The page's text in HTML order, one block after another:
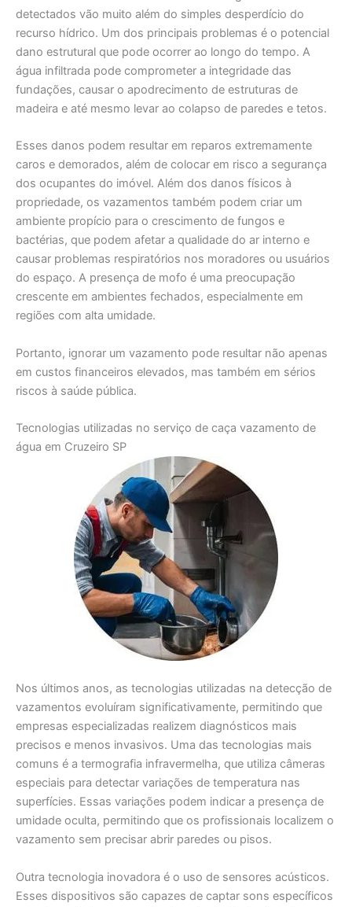
detectados vão muito além do simples desperdício do
recurso hídrico. Um dos principais problemas é o potencial
dano estrutural que pode ocorrer ao longo do tempo. A
água infiltrada pode comprometer a integridade das
fundações, causar o apodrecimento de estruturas de
madeira e até mesmo levar ao colapso de paredes e tetos.
Esses danos podem resultar em reparos extremamente
caros e demorados, além de colocar em risco a segurança
dos ocupantes do imóvel. Além dos danos físicos à
propriedade, os vazamentos também podem criar um
ambiente propício para o crescimento de fungos e
bactérias, que podem afetar a qualidade do ar interno e
causar problemas respiratórios nos moradores ou usuários
do espaço. A presença de mofo é uma preocupação
crescente em ambientes fechados, especialmente em
regiões com alta umidade.
Portanto, ignorar um vazamento pode resultar não apenas
em custos financeiros elevados, mas também em sérios
riscos à saúde pública.
Tecnologias utilizadas no serviço de caça vazamento de
água em Cruzeiro SP
Nos últimos anos, as tecnologias utilizadas na detecção de
vazamentos evoluíram significativamente, permitindo que
empresas especializadas realizem diagnósticos mais
precisos e menos invasivos. Uma das tecnologias mais
comuns é a termografia infravermelha, que utiliza câmeras
especiais para detectar variações de temperatura nas
superfícies. Essas variações podem indicar a presença de
umidade oculta, permitindo que os profissionais localizem o
vazamento sem precisar abrir paredes ou pisos.
Outra tecnologia inovadora é o uso de sensores acústicos.
Esses dispositivos são capazes de captar sons específicos